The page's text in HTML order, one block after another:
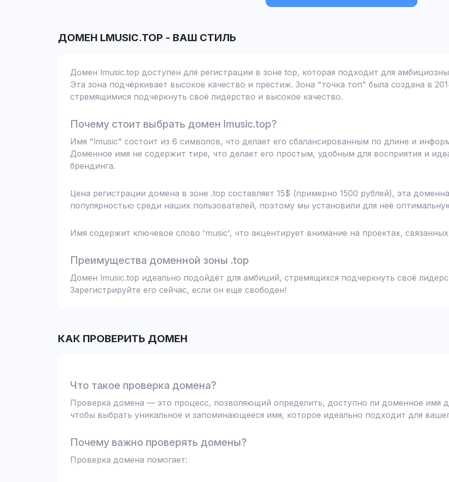
ДОМЕН LMUSIC.TOP - ВАШ СТИЛЬ
Домен lmusic.top доступен для регистрации в зоне top, которая подходит для
Эта зона подчёркивает высокое качество и престиж. Зона "точка топ" была создана в
стремящимися подчеркнуть своё лидерство и высокое качество.
Почему стоит выбрать домен lmusic.top?
Имя "lmusic" состоит из 6 символов, что делает его сбалансированным по длине и
Доменное имя не содержит тире, что делает его простым, удобным для восприятия и
брендинга.
Цена регистрации домена в зоне .top составляет 15$ (примерно 1500 рублей), эта
популярностью среди наших пользователей, поэтому мы установили для неё
Имя содержит ключевое слово 'music', что акцентирует внимание на проектах,
Преимущества доменной зоны .top
Домен lmusic.top идеально подойдёт для амбиций, стремящихся подчеркнуть своё
Зарегистрируйте его сейчас, если он еще свободен!
КАК ПРОВЕРИТЬ ДОМЕН
Что такое проверка домена?
Проверка домена — это процесс, позволяющий определить, доступно ли доменное имя
чтобы выбрать уникальное и запоминающееся имя, которое идеально подходит для
Почему важно проверять домены?
Проверка домена помогает: